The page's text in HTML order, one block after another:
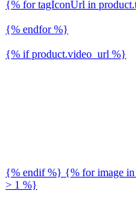
{% for tagIconUrl in
{% endfor %}
{% if product.video_url %}
{% endif %} {% for image
> 1 %}